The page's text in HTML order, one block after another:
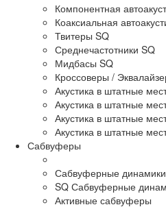
Компонентная
Коаксиальная
Твитеры SQ
Среднечастотники SQ
Мидбасы SQ
Кроссоверы /
Акустика в штатные
Акустика в штатные
Акустика в штатные
Акустика в штатные
Сабвуферы
Сабвуферные динамики
SQ Сабвуферные
Активные сабвуферы